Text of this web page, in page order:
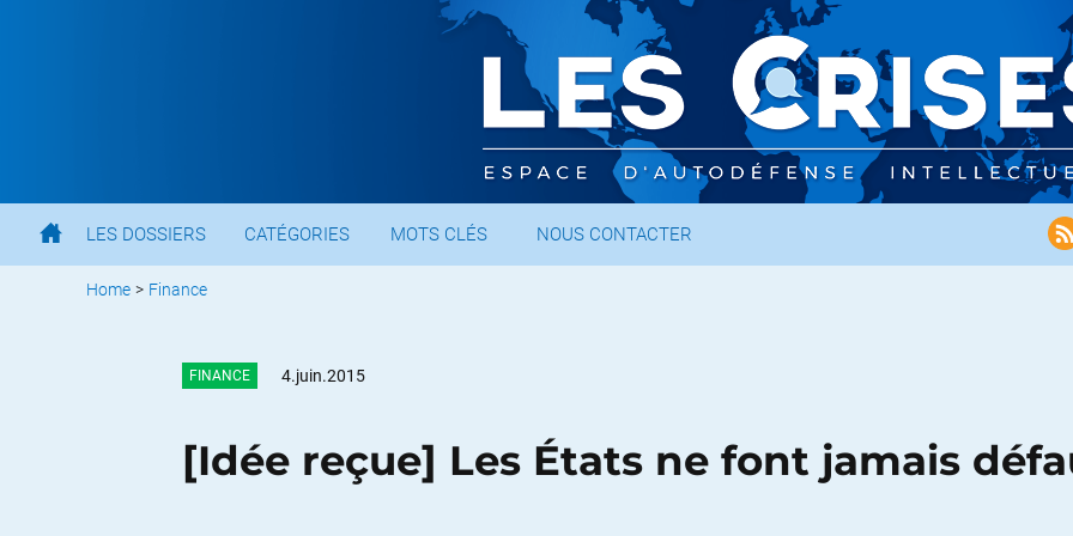
LES DOSSIERS CATÉGORIES MOTS CLÉS NOUS CONTACTER
Home > Finance
FINANCE 4.juin.2015
[Idée reçue] Les États ne font jamais